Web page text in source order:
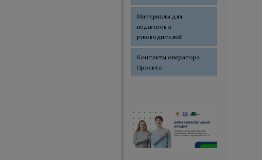
Материалы для
педагогов и
руководителей
Контакты оператора
Проекта